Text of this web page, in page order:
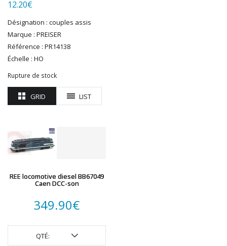
MAKETTE
MARLKIN
MKD
NOREV
NOVATEUR MODELES
PECO
PG mini
PN SUD MODELISME
PREISER
PRINCE AUGUST
REDUTEX
RÉGIONS ET COMPAGNIES
ROTOMAGUS
ROUTE 87
12.20€
Désignation : couples assis
Marque : PREISER
Référence : PR14138
Échelle : HO
Rupture de stock
GRID LIST
REE locomotive diesel BB67049
Caen DCC-son
349.90€
QTÉ: